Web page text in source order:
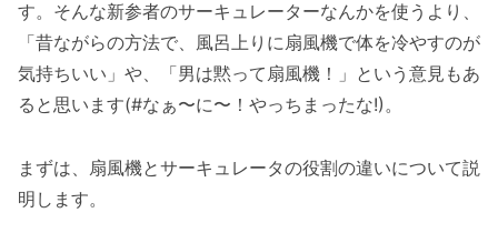
す。そんな新参者のサーキュレーターなんかを使うより、
「昔ながらの方法で、風呂上りに扇風機で体を冷やすのが
気持ちいい」や、「男は黙って扇風機！」という意見もあ
ると思います(#なぁ〜に〜！やっちまったな!)。
まずは、扇風機とサーキュレータの役割の違いについて説
明します。